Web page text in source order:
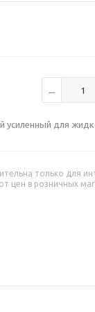
для
только для
цен в розничных